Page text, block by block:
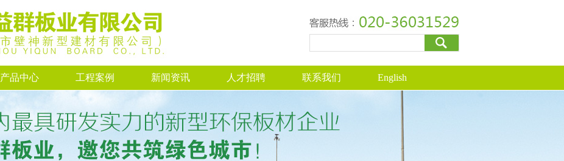
产品中心 工程案例 新闻资讯 人才招聘 联系我们 English